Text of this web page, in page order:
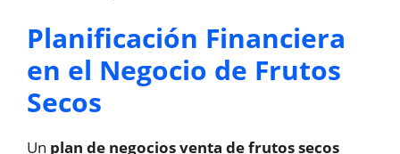
Planificación Financiera
en el Negocio de Frutos
Secos
Un plan de negocios venta de frutos secos